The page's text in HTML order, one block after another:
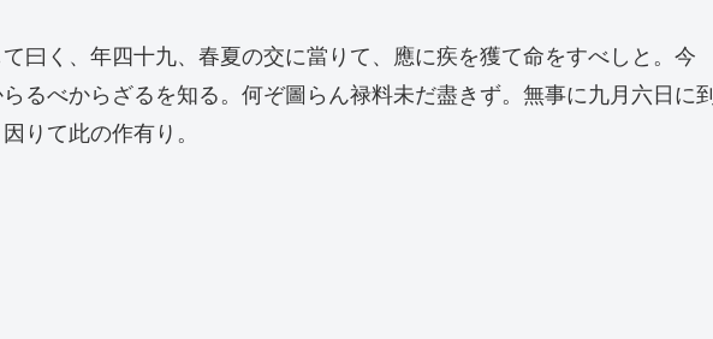
く、年四十九、春夏の交に當りて、應に疾を獲て命をすべしと。今
るべからざるを知る。何ぞ圖らん禄料未だ盡きず。無事に九月六日に到
りて此の作有り。